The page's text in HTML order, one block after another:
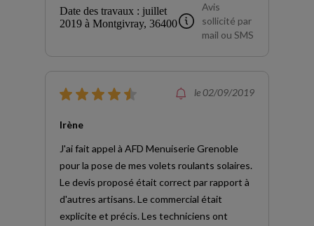
Date des travaux : juillet
2019 à Montgivray, 36400
Avis
sollicité par
mail ou SMS
le 02/09/2019
Irène
J'ai fait appel à AFD Menuiserie Grenoble
pour la pose de mes volets roulants solaires.
Le devis proposé était correct par rapport à
d'autres artisans. Le commercial était
explicite et précis. Les techniciens ont